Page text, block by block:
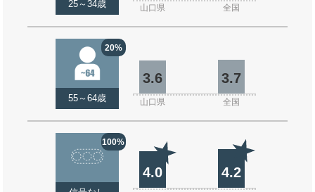
25～34歳 山口県 全国
20%
55～64歳
3.6 3.7
山口県 全国
100%
4.0 4.2